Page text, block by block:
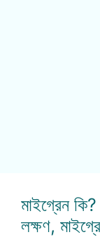
মাইগ্রেন
লক্ষণ,